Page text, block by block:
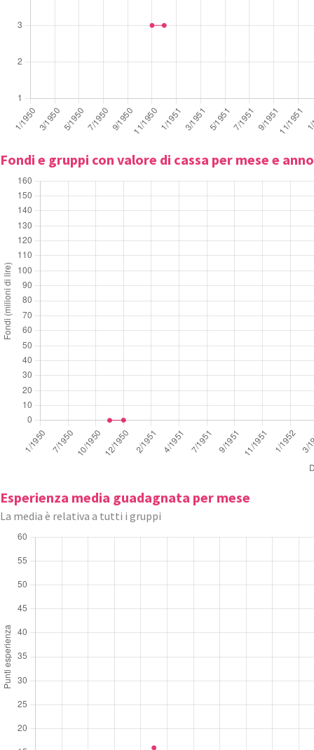
Fondi e gruppi con valore di cassa per mese e anno
Esperienza media guadagnata per mese
La media è relativa a tutti i gruppi